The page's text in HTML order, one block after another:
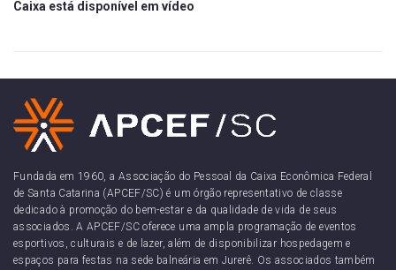
Caixa está disponível em vídeo
Fundada em 1960, a Associação do Pessoal da Caixa Econômica Federal
de Santa Catarina (APCEF/SC) é um órgão representativo de classe
dedicado à promoção do bem-estar e da qualidade de vida de seus
associados. A APCEF/SC oferece uma ampla programação de eventos
esportivos, culturais e de lazer, além de disponibilizar hospedagem e
espaços para festas na sede balneária em Jurerê. Os associados também